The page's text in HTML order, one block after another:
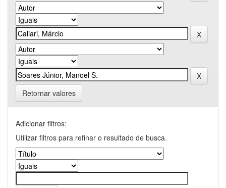
Retornar valores
Adicionar filtros:
Utilizar filtros para refinar o resultado de busca.